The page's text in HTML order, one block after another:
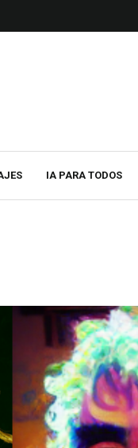
IA PARA TODOS